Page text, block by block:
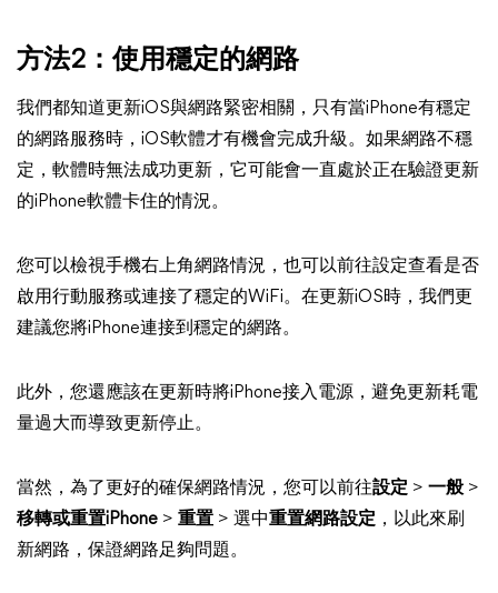
方法2：使用穩定的網路
我們都知道更新iOS與網路緊密相關，只有當iPhone有穩定
的網路服務時，iOS軟體才有機會完成升級。如果網路不穩
定，軟體時無法成功更新，它可能會一直處於正在驗證更新
的iPhone軟體卡住的情況。
您可以檢視手機右上角網路情況，也可以前往設定查看是否
啟用行動服務或連接了穩定的WiFi。在更新iOS時，我們更
建議您將iPhone連接到穩定的網路。
此外，您還應該在更新時將iPhone接入電源，避免更新耗電
量過大而導致更新停止。
當然，為了更好的確保網路情況，您可以前往設定 > 一般 >
移轉或重置iPhone > 重置 > 選中重置網路設定 ，以此來刷
新網路，保證網路足夠問題。